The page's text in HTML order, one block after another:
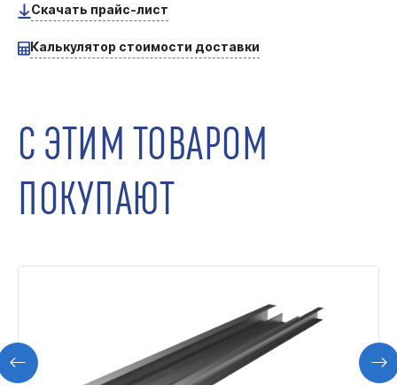
Скачать прайс-лист
Калькулятор стоимости доставки
С ЭТИМ ТОВАРОМ
ПОКУПАЮТ